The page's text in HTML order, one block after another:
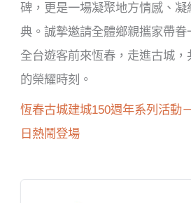
碑，更是一場凝聚地方情感、
典。誠摯邀請全體鄉親攜家帶眷
全台遊客前來恆春，走進古城
的榮耀時刻。
恆春古城建城150週年系列活動
日熱鬧登場